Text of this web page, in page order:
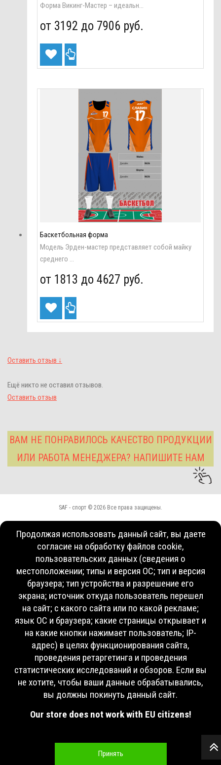
Форма Викинг-Мастер – идеальн...
от 3192 до 7906 руб.
Баскетбольная форма
Модель Эрден-мастер представляет собой майку
среднего ...
от 1813 до 4627 руб.
Оставить отзыв ↓
Ещё никто не оставил отзывов.
Оставить отзыв
ВАМ НЕ ПОНРАВИЛОСЬ КАЧЕСТВО ПРОДУКЦИИ
ИЛИ РАБОТА МЕНЕДЖЕРА? НАПИШИТЕ НАМ
SAF - спорт © 2026 Все права защищены.
Продолжая использовать данный сайт, вы даете
согласие на обработку файлов cookie,
пользовательских данных (сведения о
местоположении; типы и версия ОС; тип и версия
браузера; тип устройства и разрешение его
экрана; источник откуда пользователь перешел
на сайт; с какого сайта или по какой рекламе;
язык ОС и браузера; какие страницы открывает и
на какие кнопки нажимает пользователь; IP-
адрес) в целях функционирования сайта,
проведения ретаргетинга и проведения
статистических исследований и обзоров. Если вы
не хотите, чтобы ваши данные обрабатывались,
вы должны покинуть данный сайт.
Our store does not work with EU citizens!